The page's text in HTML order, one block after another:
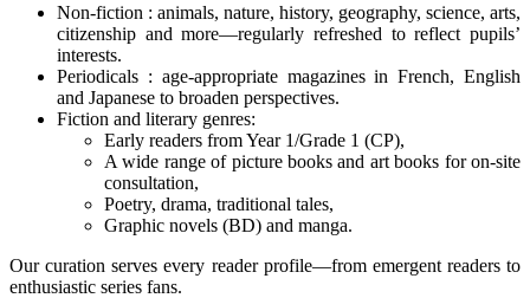
Non-fiction : animals, nature, history, geography, science, arts,
citizenship and more—regularly refreshed to reflect pupils’
interests.
Periodicals : age-appropriate magazines in French, English
and Japanese to broaden perspectives.
Fiction and literary genres:
Early readers from Year 1/Grade 1 (CP),
A wide range of picture books and art books for on-site
consultation,
Poetry, drama, traditional tales,
Graphic novels (BD) and manga.
Our curation serves every reader profile—from emergent readers to
enthusiastic series fans.